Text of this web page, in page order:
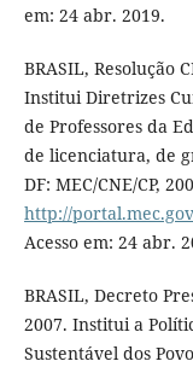
em: 24 abr. 2019.
BRASIL, Resolução
Institui Diretrizes
de Professores da
de licenciatura, de
DF: MEC/CNE/CP,
http://
Acesso em: 24 abr.
BRASIL, Decreto
2007. Institui a
Sustentável dos